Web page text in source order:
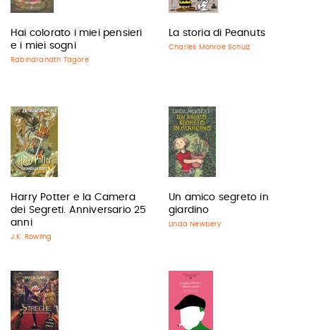
Hai colorato i miei pensieri
e i miei sogni
Rabindranath Tagore
La storia di Peanuts
Charles Monroe Schulz
Harry Potter e la Camera
dei Segreti. Anniversario 25
anni
J.K. Rowling
Un amico segreto in
giardino
Linda Newbery